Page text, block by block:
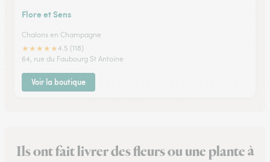
Flore et Sens
Chalons en Champagne
★★★★★4.5 (118)
64, rue du Faubourg St Antoine
Voir la boutique
Ils ont fait livrer des fleurs ou une plante à